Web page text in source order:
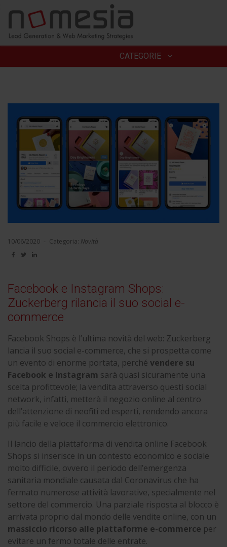
CATEGORIE
10/06/2020 - Categoria: Novità
Facebook e Instagram Shops:
Zuckerberg rilancia il suo social e-
commerce
Facebook Shops è l’ultima novità del web: Zuckerberg
lancia il suo social e-commerce, che si prospetta come
un evento di enorme portata, perché vendere su
Facebook e Instagram sarà quasi sicuramente una
scelta profittevole; la vendita attraverso questi social
network, infatti, metterà il negozio online al centro
dell’attenzione di neofiti ed esperti, rendendo ancora
più facile e veloce il commercio elettronico.
Il lancio della piattaforma di vendita online Facebook
Shops si inserisce in un contesto economico e sociale
molto difficile, ovvero il periodo dell’emergenza
sanitaria mondiale causata dal Coronavirus che ha
fermato numerose attività lavorative, specialmente nel
settore del commercio. Una parziale risposta al blocco è
arrivata proprio dal mondo delle vendite online, con un
massiccio ricorso alle piattaforme e-commerce per
evitare un fermo totale delle entrate.